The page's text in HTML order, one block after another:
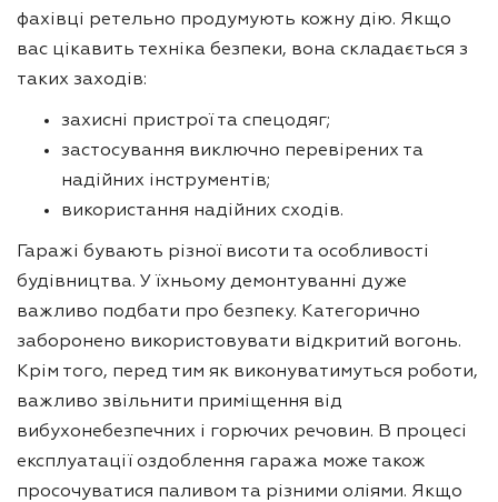
фахівці ретельно продумують кожну дію. Якщо
вас цікавить техніка безпеки, вона складається з
таких заходів:
захисні пристрої та спецодяг;
застосування виключно перевірених та
надійних інструментів;
використання надійних сходів.
Гаражі бувають різної висоти та особливості
будівництва. У їхньому демонтуванні дуже
важливо подбати про безпеку. Категорично
заборонено використовувати відкритий вогонь.
Крім того, перед тим як виконуватимуться роботи,
важливо звільнити приміщення від
вибухонебезпечних і горючих речовин. В процесі
експлуатації оздоблення гаража може також
просочуватися паливом та різними оліями. Якщо